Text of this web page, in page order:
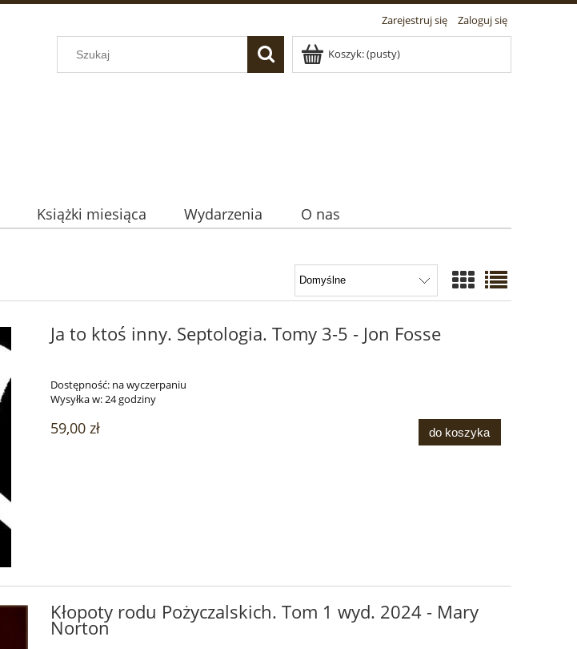
Zarejestruj się Zaloguj się
Koszyk:(pusty)
Książki miesiąca Wydarzenia O nas
Ja to ktoś inny. Septologia. Tomy 3-5 - Jon Fosse
Dostępność: na wyczerpaniu
Wysyłka w:24 godziny
59,00 zł do koszyka
Kłopoty rodu Pożyczalskich. Tom 1 wyd. 2024 - Mary
Norton